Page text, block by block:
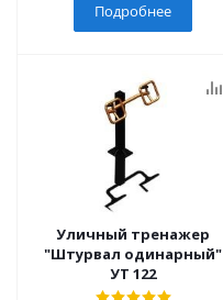
Подробнее
Уличный тренажер
"Штурвал одинарный"
УТ 122